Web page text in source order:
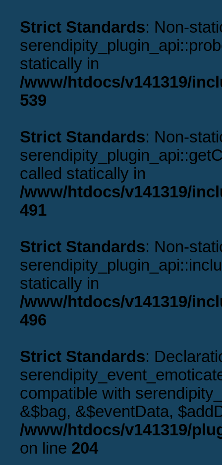
Strict Standards: Non-
statically in
/www/htdocs/v141319/
539
Strict Standards: Non-
called statically in
/www/htdocs/v141319/
491
Strict Standards: Non-
statically in
/www/htdocs/v141319/
496
Strict Standards:
compatible with
&$bag, &$eventData,
/www/htdocs/v141319/
on line 204